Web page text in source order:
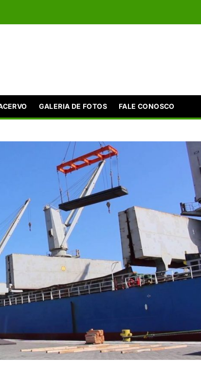
GALERIA DE FOTOS FALE CONOSCO